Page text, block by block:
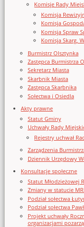
Komisje Rady
Komisja
Komisja
Komisja Spraw
Komisja Skarg,
Burmistrz Olsztynka
Zastępca Burmistrza
Sekretarz Miasta
Skarbnik Miasta
Zastępca Skarbnika
Sołectwa i Osiedla
Akty prawne
Statut Gminy
Uchwały Rady
Rejestry uchwał
Zarządzenia
Dziennik Urzędowy
Konsultacje społeczne
Statut Młodzieżowej
Zmiany w statucie
Podział sołectwa
Podział sołectwa
Projekt uchwały
organizacjami